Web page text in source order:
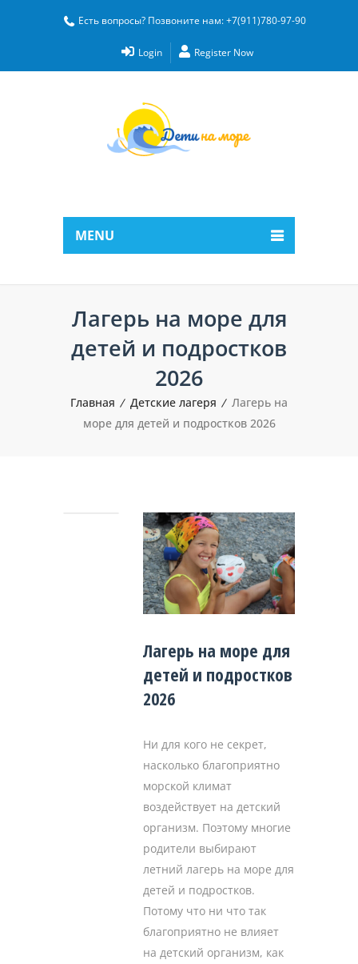
Есть вопросы? Позвоните нам: +7(911)780-97-90
Login Register Now
MENU
Лагерь на море для
детей и подростков
2026
Главная Детские лагеря
Лагерь на
море для детей и подростков 2026
Лагерь на море для
детей и подростков
2026
Ни для кого не секрет,
насколько благоприятно
морской климат
воздействует на детский
организм. Поэтому многие
родители выбирают
летний лагерь на море для
детей и подростков.
Потому что ни что так
благоприятно не влияет
на детский организм, как